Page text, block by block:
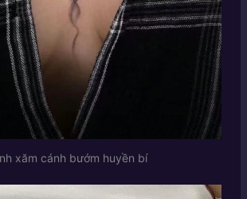
xăm cánh bướm huyền bí